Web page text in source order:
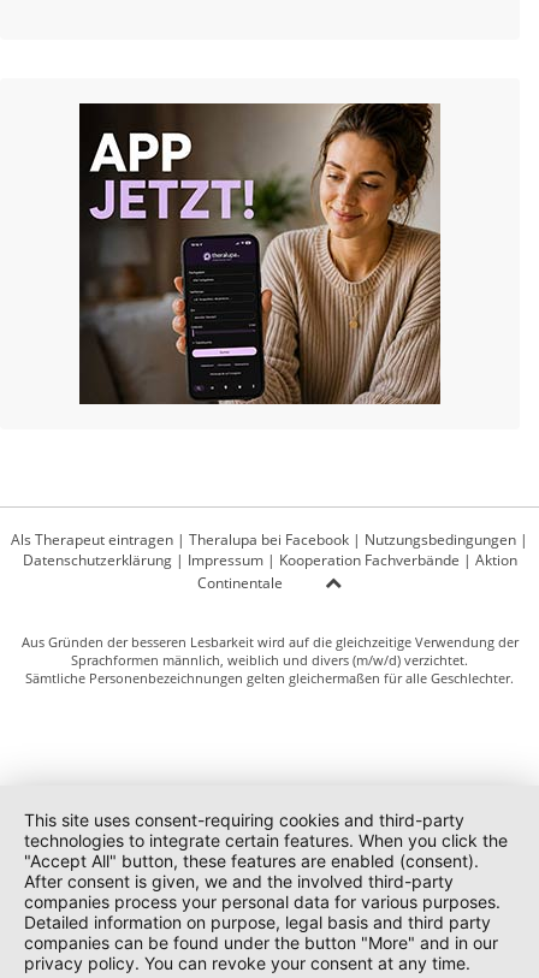
Als Therapeut eintragen | Theralupa bei Facebook | Nutzungsbedingungen |
Datenschutzerklärung| Impressum| Kooperation Fachverbände | Aktion
Continentale
Aus Gründen der besseren Lesbarkeit wird auf die gleichzeitige Verwendung der
Sprachformen männlich, weiblich und divers (m/w/d) verzichtet.
Sämtliche Personenbezeichnungen gelten gleichermaßen für alle Geschlechter.
This site uses consent-requiring cookies and third-party
technologies to integrate certain features. When you click the
"Accept All" button, these features are enabled (consent).
After consent is given, we and the involved third-party
companies process your personal data for various purposes.
Detailed information on purpose, legal basis and third party
companies can be found under the button "More" and in our
privacy policy. You can revoke your consent at any time.